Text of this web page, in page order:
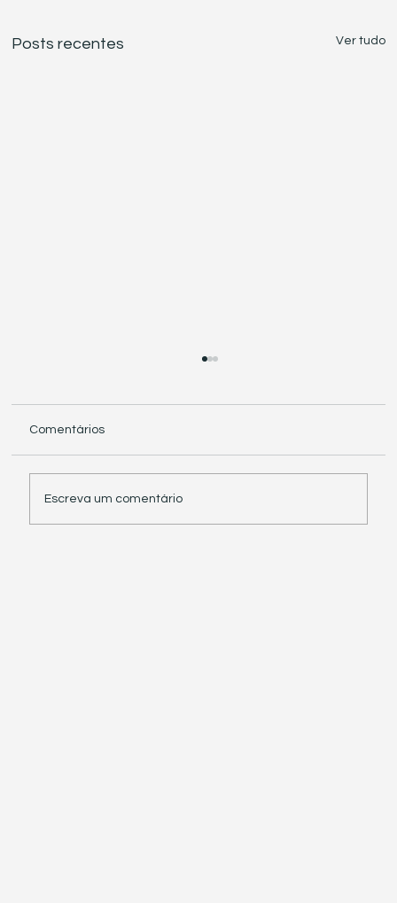
Posts recentes Ver tudo
Comentários
Escreva um comentário